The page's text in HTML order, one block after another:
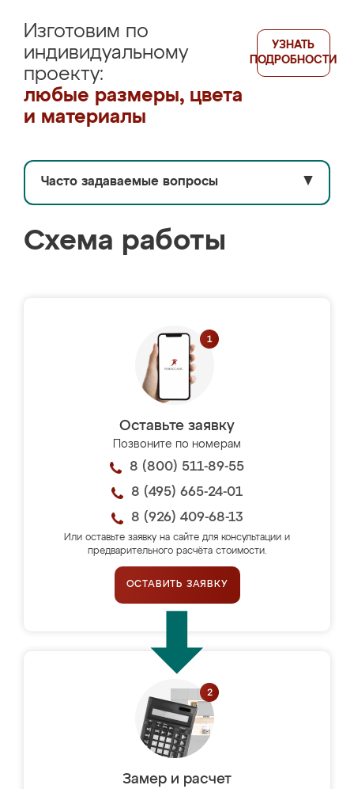
Изготовим по
индивидуальному
проекту:
любые размеры, цвета
и материалы
УЗНАТЬ
ПОДРОБНОСТИ
Часто задаваемые вопросы ▼
Схема работы
Оставьте заявку
Позвоните по номерам
8 (800) 511-89-55
8 (495) 665-24-01
8 (926) 409-68-13
Или оставьте заявку на сайте для консультации и
предварительного расчёта стоимости.
ОСТАВИТЬ ЗАЯВКУ
Замер и расчет